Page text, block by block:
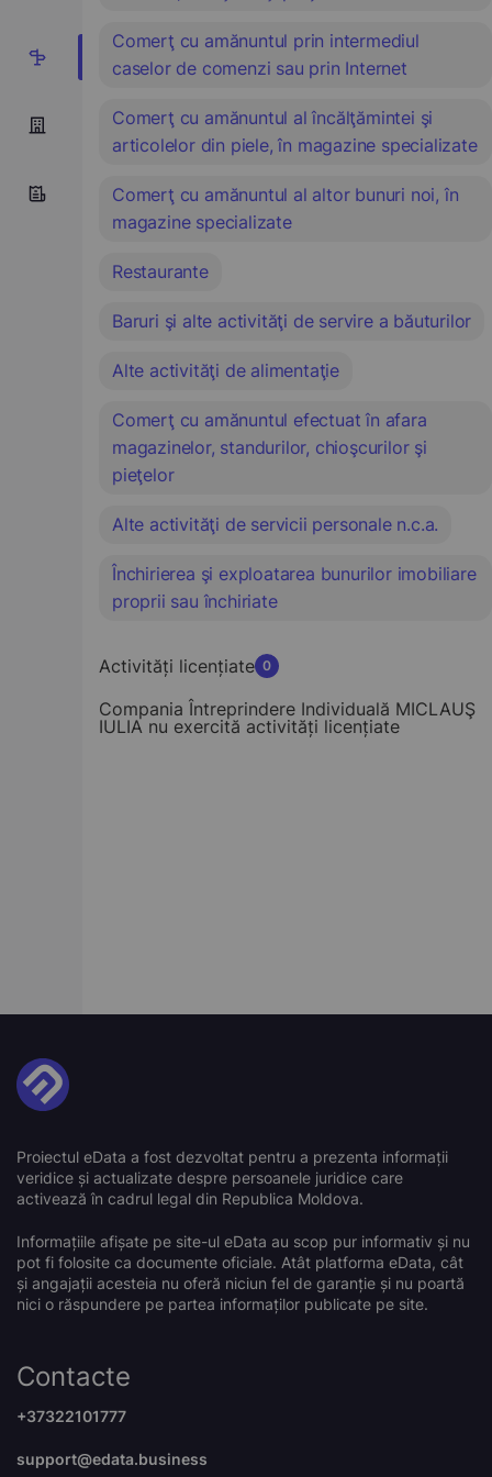
Comerţ cu amănuntul prin intermediul
caselor de comenzi sau prin Internet
Comerţ cu amănuntul al încălţămintei şi
articolelor din piele, în magazine specializate
Comerţ cu amănuntul al altor bunuri noi, în
magazine specializate
Restaurante
Baruri şi alte activităţi de servire a băuturilor
Alte activităţi de alimentaţie
Comerţ cu amănuntul efectuat în afara
magazinelor, standurilor, chioşcurilor şi
pieţelor
Alte activităţi de servicii personale n.c.a.
Închirierea şi exploatarea bunurilor imobiliare
proprii sau închiriate
Activități licențiate 0
Compania Întreprindere Individuală MICLAUŞ
IULIA nu exercită activități licențiate
Proiectul eData a fost dezvoltat pentru a prezenta informații
veridice și actualizate despre persoanele juridice care
activează în cadrul legal din Republica Moldova.
Informațiile afișate pe site-ul eData au scop pur informativ și nu
pot fi folosite ca documente oficiale. Atât platforma eData, cât
și angajații acesteia nu oferă niciun fel de garanție și nu poartă
nici o răspundere pe partea informaților publicate pe site.
Contacte
+37322101777
support@edata.business